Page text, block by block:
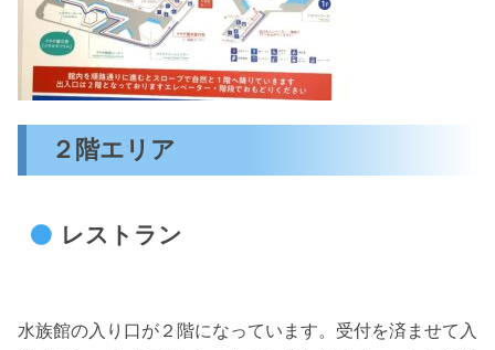
２階エリア
レストラン
水族館の入り口が２階になっています。受付を済ませて入